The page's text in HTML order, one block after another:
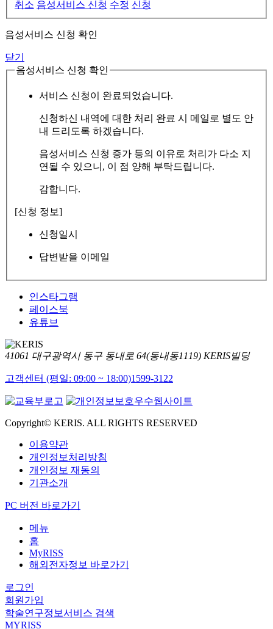
취소 음성서비스 신청 수정 신청
음성서비스 신청 확인
닫기
음성서비스 신청 확인
서비스 신청이 완료되었습니다.
신청하신 내역에 대한 처리 완료 시 메일로 별도 안
내 드리도록 하겠습니다.
음성서비스 신청 증가 등의 이유로 처리가 다소 지
연될 수 있으니, 이 점 양해 부탁드립니다.
감합니다.
[신청 정보]
신청일시
답변받을 이메일
인스타그램
페이스북
유튜브
41061 대구광역시 동구 동내로 64(동내동1119) KERIS빌딩
고객센터 (평일: 09:00 ~ 18:00)1599-3122
Copyright© KERIS. ALL RIGHTS RESERVED
이용약관
개인정보처리방침
개인정보 재동의
기관소개
PC 버전 바로가기
메뉴
홈
MyRISS
해외전자정보 바로가기
로그인
회원가입
학술연구정보서비스 검색
MYRISS